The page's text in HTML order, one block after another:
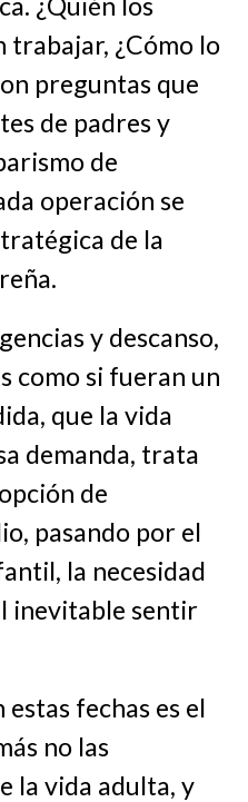
trabajar, ¿Cómo lo
preguntas que
de padres y
de
operación se
de la
y descanso,
como si fueran un
que la vida
demanda, trata
de
pasando por el
la necesidad
inevitable sentir
estas fechas es el
no las
la vida adulta, y